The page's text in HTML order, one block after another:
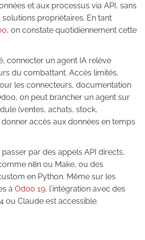
et aux processus via API, sans
propriétaires. En tant
, on constate quotidiennement cette
connecter un agent IA relève
du combattant. Accès limités,
les connecteurs, documentation
on peut brancher un agent sur
(ventes, achats, stock,
accès aux données en temps
par des appels API directs,
n8n ou Make, ou des
en Python. Même sur les
à Odoo 19, l'intégration avec des
ou Claude est accessible.